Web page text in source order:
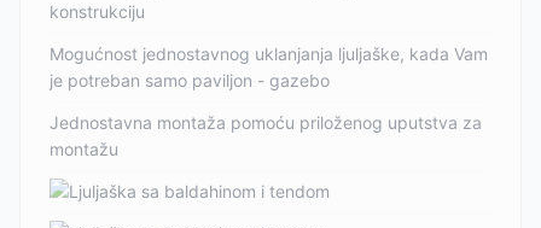
konstrukciju
Mogućnost jednostavnog uklanjanja ljuljaške, kada Vam
je potreban samo paviljon - gazebo
Jednostavna montaža pomoću priloženog uputstva za
montažu